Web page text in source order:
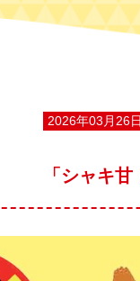
2026年03月26日
「シャキ